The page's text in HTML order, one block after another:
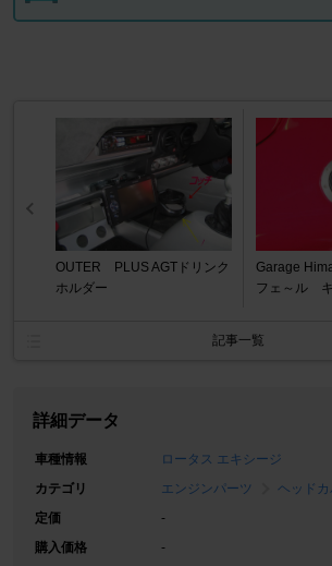
OUTER PLUS AGTドリンク
ホルダー
Garage
フェ～ル
記事一覧
詳細データ
車種情報
ロータス エキシージ
カテゴリ
エンジンパーツ
ヘッド
定価
-
購入価格
-